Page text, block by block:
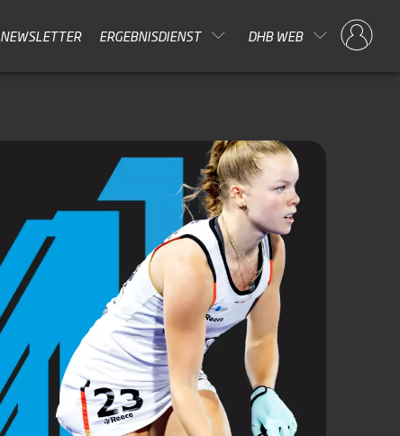
NEWSLETTER ERGEBNISDIENST DHB WEB